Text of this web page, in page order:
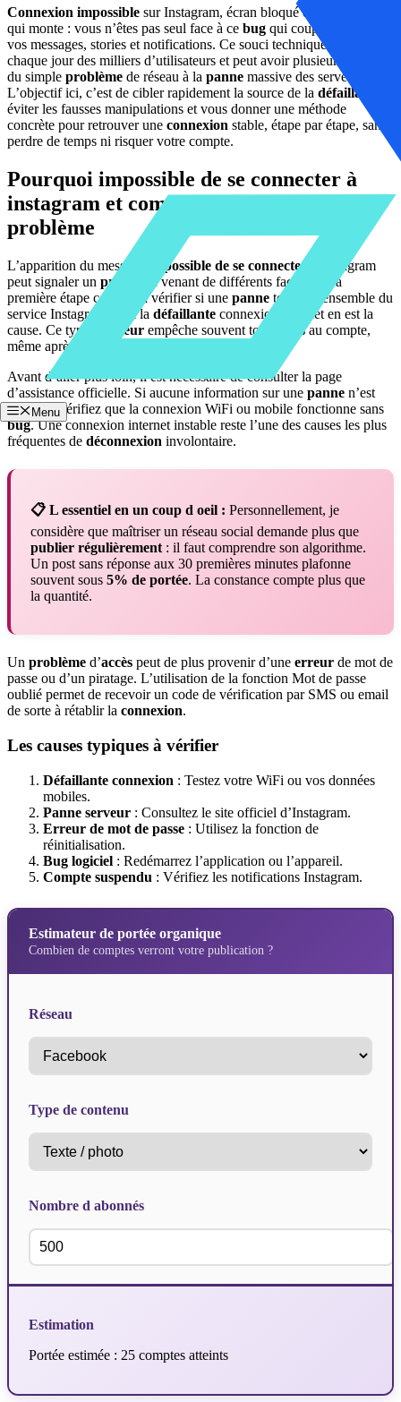
Menu
Connexion impossible sur Instagram, écran bloqué et frustration
qui monte : vous n’êtes pas seul face à ce bug qui coupe tout accès à
vos messages, stories et notifications. Ce souci technique touche
chaque jour des milliers d’utilisateurs et peut avoir plusieurs causes,
du simple problème de réseau à la panne massive des serveurs.
L’objectif ici, c’est de cibler rapidement la source de la défaillance
éviter les fausses manipulations et vous donner une méthode
concrète pour retrouver une connexion stable, étape par étape, sans
perdre de temps ni risquer votre compte.
Pourquoi impossible de se connecter à
instagram et comment identifier le
problème
L’apparition du message impossible de se connecter
à Instagram
peut signaler un problèmevenant de différents facteurs. La
première étape consiste à vérifier si une panne touche l’ensemble du
service Instagram ou si la défaillante connexion internet en est la
cause. Ce type d’
erreur empêche souvent tout accèsau compte,
même après plusieurs tentatives de
Avant d’aller plus loin, il est nécessaire de consulter la page
d’assistance officielle. Si aucune information sur une panne n’est
affichée, vérifiez que la connexion WiFi ou mobile fonctionne sans
bug. Une connexion internet instable reste l’une des causes les plus
fréquentes de déconnexion involontaire.
📋 L essentiel en un coup d oeil : Personnellement, je
considère que maîtriser un réseau social demande plus que
publier régulièrement : il faut comprendre son algorithme.
Un post sans réponse aux 30 premières minutes plafonne
souvent sous 5% de portée. La constance compte plus que
la quantité.
Un problème d’accès peut de plus provenir d’une erreur de mot de
passe ou d’un piratage. L’utilisation de la fonction Mot de passe
oublié permet de recevoir un code de vérification par SMS ou email
de sorte à rétablir la connexion.
Les causes typiques à vérifier
Défaillante connexion : Testez votre WiFi ou vos données
mobiles.
Panne serveur : Consultez le site officiel d’Instagram.
Erreur de mot de passe : Utilisez la fonction de
réinitialisation.
Bug logiciel : Redémarrez l’application ou l’appareil.
Compte suspendu : Vérifiez les notifications Instagram.
Estimateur de portée organique
Combien de comptes verront votre publication ?
Réseau
Type de contenu
Nombre d abonnés
Estimation
Portée estimée : 25 comptes atteints